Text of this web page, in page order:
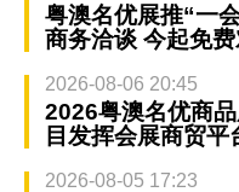
粤澳名优展推“一
商务洽谈 今起免
2026-08-06 20:45
2026粤澳名优商
目发挥会展商贸平
2026-08-05 17:23